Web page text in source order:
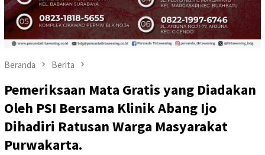
Beranda Berita
Pemeriksaan Mata Gratis yang Diadakan
Oleh PSI Bersama Klinik Abang Ijo
Dihadiri Ratusan Warga Masyarakat
Purwakarta.